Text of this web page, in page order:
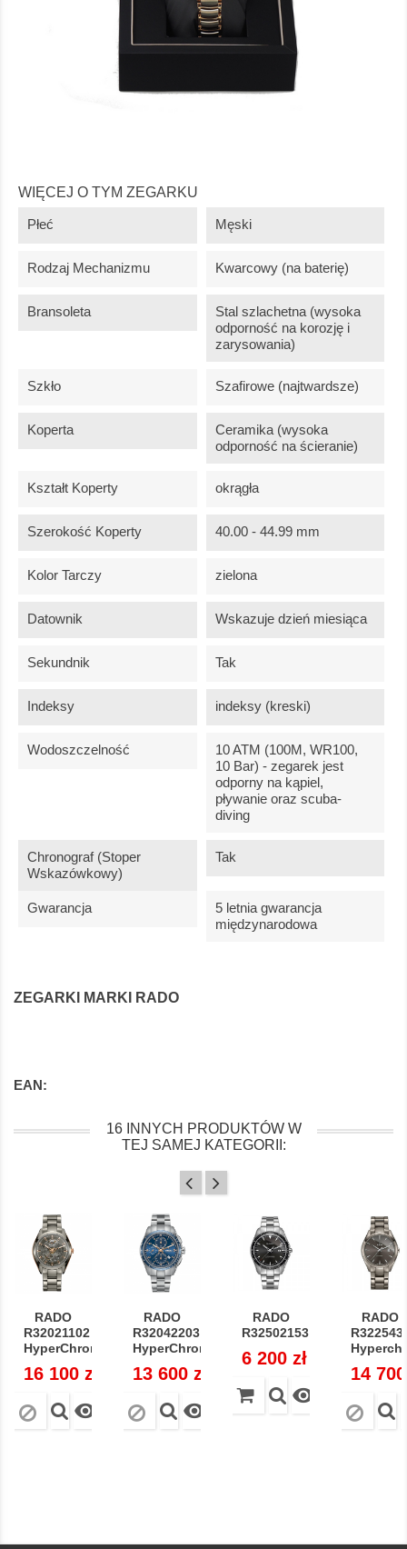
WIĘCEJ O TYM ZEGARKU
Płeć Męski
Rodzaj Mechanizmu Kwarcowy (na baterię)
Bransoleta
Stal szlachetna (wysoka
odporność na korozję i
zarysowania)
Szkło Szafirowe (najtwardsze)
Koperta
Ceramika (wysoka
odporność na ścieranie)
Kształt Koperty okrągła
Szerokość Koperty 40.00 - 44.99 mm
Kolor Tarczy zielona
Datownik Wskazuje dzień miesiąca
Sekundnik Tak
Indeksy indeksy (kreski)
Wodoszczelność
10 ATM (100M, WR100,
10 Bar) - zegarek jest
odporny na kąpiel,
pływanie oraz scuba-
diving
Chronograf (stoper
Wskazówkowy)
Tak
Gwarancja
5 letnia gwarancja
międzynarodowa
ZEGARKI MARKI RADO
EAN:
16 INNYCH PRODUKTÓW W
TEJ SAMEJ KATEGORII:
RADO
R32021102
HyperChrome...
Cena
16 100 zł

RADO
R32042203
HyperChrome...
Cena
13 600 zł

RADO
R32502153
Cena
6 200 zł

RADO
Cena
14